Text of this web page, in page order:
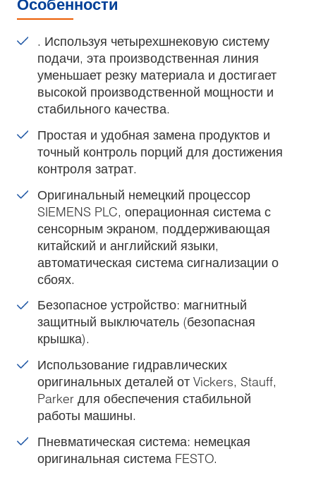
Особенности
. Используя четырехшнековую систему
подачи, эта производственная линия
уменьшает резку материала и достигает
высокой производственной мощности и
стабильного качества.
Простая и удобная замена продуктов и
точный контроль порций для достижения
контроля затрат.
Оригинальный немецкий процессор
SIEMENS PLC, операционная система с
сенсорным экраном, поддерживающая
китайский и английский языки,
автоматическая система сигнализации о
сбоях.
Безопасное устройство: магнитный
защитный выключатель (безопасная
крышка).
Использование гидравлических
оригинальных деталей от Vickers, Stauff,
Parker для обеспечения стабильной
работы машины.
Пневматическая система: немецкая
оригинальная система FESTO.